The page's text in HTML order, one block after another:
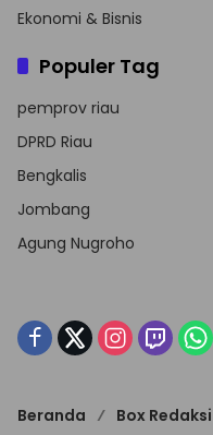
Ekonomi & Bisnis
Populer Tag
pemprov riau
DPRD Riau
Bengkalis
Jombang
Agung Nugroho
Beranda Box Redaksi